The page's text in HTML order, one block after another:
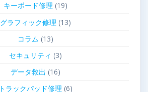
キーボード修理 (19)
グラフィック修理 (13)
コラム (13)
セキュリティ (3)
データ救出 (16)
トラックパッド修理 (6)